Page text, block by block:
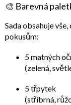
🎨 Barevná
Sada obsahuje
pokusům:
5 matných
(zelená,
5 třpytek
(stříbrná,